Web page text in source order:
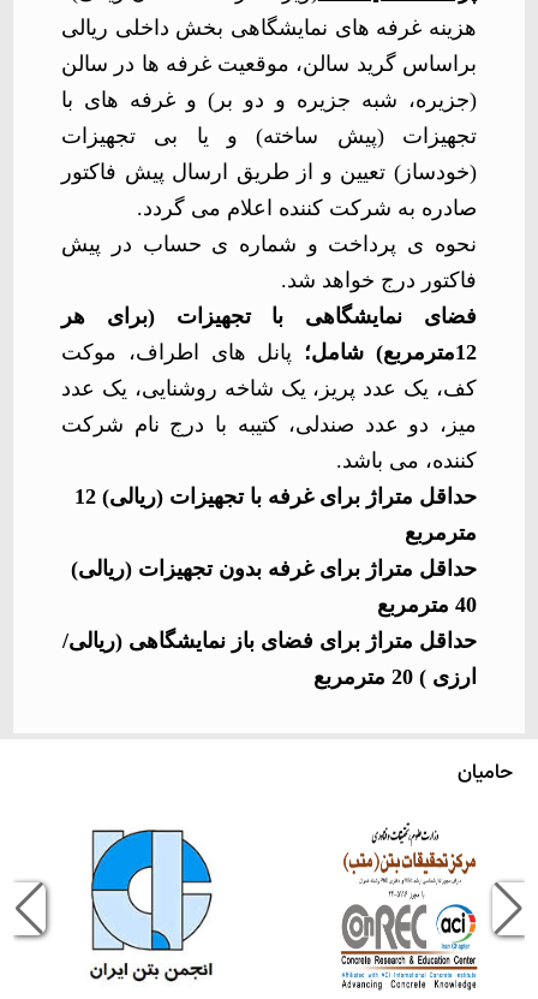
هزینه غرفه های نمایشگاهی بخش داخلی ریالی
براساس گرید سالن، موقعیت غرفه ها در سالن
(جزیره، شبه جزیره و دو بر) و غرفه های با
تجهیزات (پیش ساخته) و یا بی تجهیزات
(خودساز) تعیین و از طریق ارسال پیش فاکتور
صادره به شرکت کننده اعلام می گردد.
نحوه ی پرداخت و شماره ی حساب در پیش
فاکتور درج خواهد شد.
فضای نمایشگاهی با تجهیزات (برای هر
12مترمربع) شامل؛
پانل های اطراف، موکت
کف، یک عدد پریز، یک شاخه روشنایی، یک عدد
میز، دو عدد صندلی، کتیبه با درج نام شرکت
کننده، می باشد.
حداقل متراژ برای غرفه با تجهیزات (ریالی) 12
مترمربع
حداقل متراژ برای غرفه بدون تجهیزات (ریالی)
40 مترمربع
حداقل متراژ برای فضای باز نمایشگاهی (ریالی/
ارزی ) 20 مترمربع
حامیان